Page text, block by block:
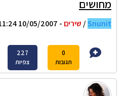
מחושים
Snunit
/ שירים - 10/05/2007 11:24
0
תגובות
227
צפיות